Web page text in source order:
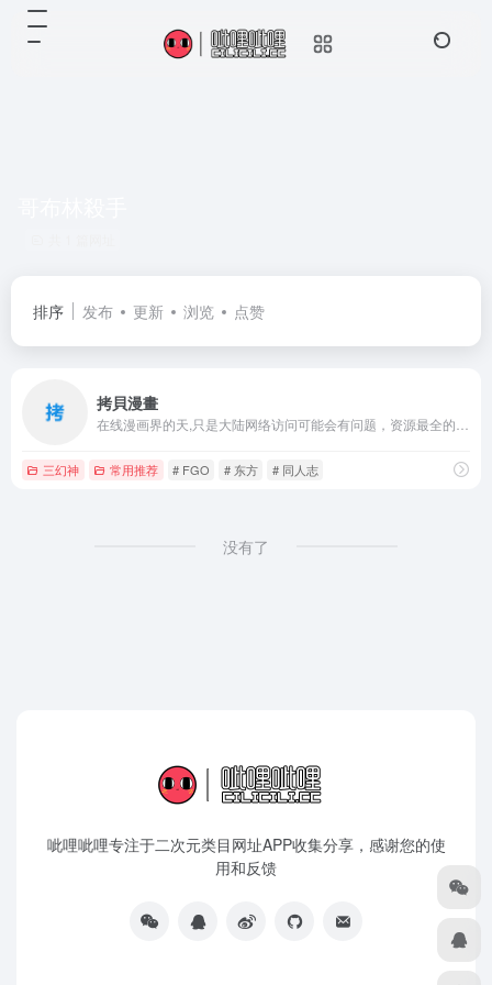
排序 发布 更新 浏览 点赞
拷貝漫畫
三幻神 常用推荐 # FGO # 东方 # 同人志
没有了
呲哩呲哩专注于二次元类目网址APP收集分享，感谢您的使
用和反馈